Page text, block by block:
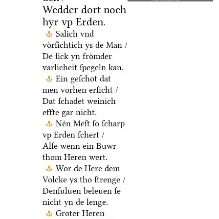
Wedder dort noch
hyr vp Erden.
Salich vnd
voͤrſichtich ys de Man /
De ſick yn froͤmder
varlicheit ſpegeln kan.
Ein geſchot dat
men vorhen erſicht /
Dat ſchadet weinich
effte gar nicht.
Neͤn Meſt ſo ſcharp
vp Erden ſchert /
Alſe wenn ein Buwr
thom Heren wert.
Wor de Here dem
Volcke ys tho ſtrenge /
Denſuluen beleuen ſe
nicht yn de lenge.
Groter Heren